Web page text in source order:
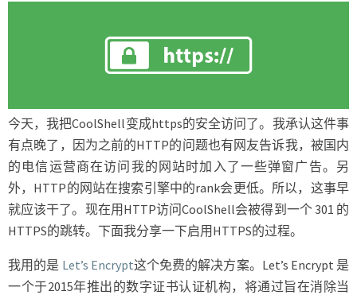
用
HTTPS
今天，我把CoolShell变成https的安全访问了。我承认这件事
有点晚了，因为之前的HTTP的问题也有网友告诉我，被国内
的电信运营商在访问我的网站时加入了一些弹窗广告。另
外，HTTP的网站在搜索引擎中的rank会更低。所以，这事早
就应该干了。现在用HTTP访问CoolShell会被得到一个 301 的
HTTPS的跳转。下面我分享一下启用HTTPS的过程。
我用的是 Let’s Encrypt这个免费的解决方案。Let’s Encrypt 是
一个于2015年推出的数字证书认证机构，将通过旨在消除当